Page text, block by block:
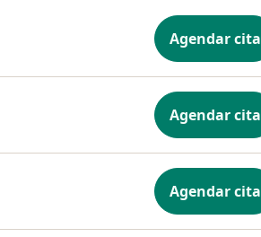
Agendar cita
Agendar cita
Agendar cita